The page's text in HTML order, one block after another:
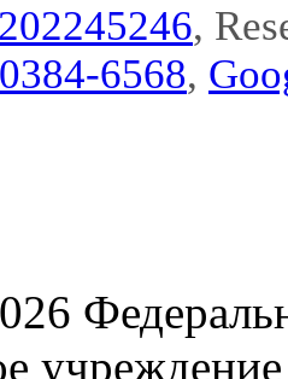
,
6568,